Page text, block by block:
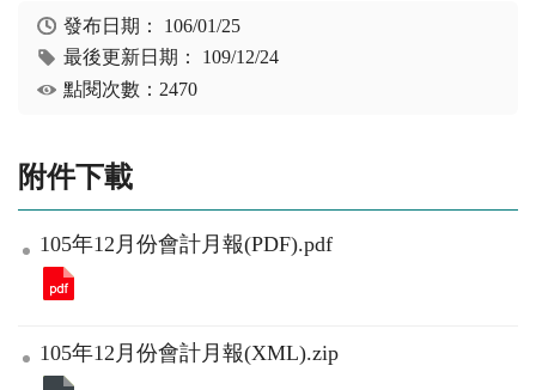
發布日期： 106/01/25
最後更新日期： 109/12/24
點閱次數：2470
附件下載
105年12月份會計月報(PDF).pdf
105年12月份會計月報(XML).zip